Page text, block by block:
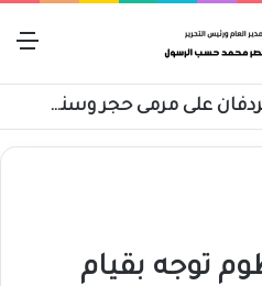
رئيس الوزراء: تحرير كردفان على مرمى حجر وسنسترد كل شبر
توجه بقيام